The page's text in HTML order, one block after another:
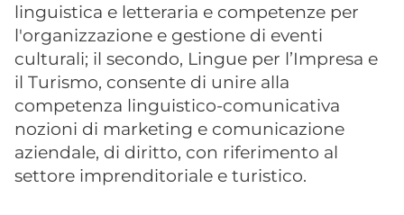
linguistica e letteraria e competenze per
l'organizzazione e gestione di eventi
culturali; il secondo, Lingue per l’Impresa e
il Turismo, consente di unire alla
competenza linguistico-comunicativa
nozioni di marketing e comunicazione
aziendale, di diritto, con riferimento al
settore imprenditoriale e turistico.